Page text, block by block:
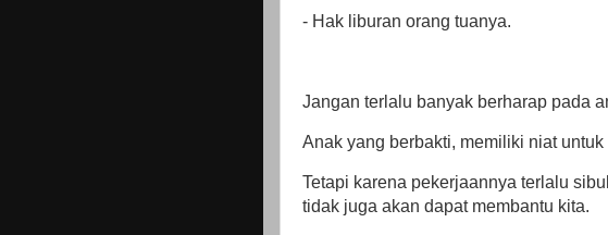
- Hak liburan orang tuanya.
Jangan terlalu banyak berharap pada
Anak yang berbakti, memiliki niat untuk
Tetapi karena pekerjaannya terlalu
tidak juga akan dapat membantu kita.